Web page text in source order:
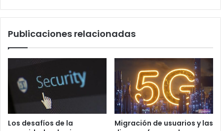
Publicaciones relacionadas
Los desafíos de la
Migración de usuarios y las